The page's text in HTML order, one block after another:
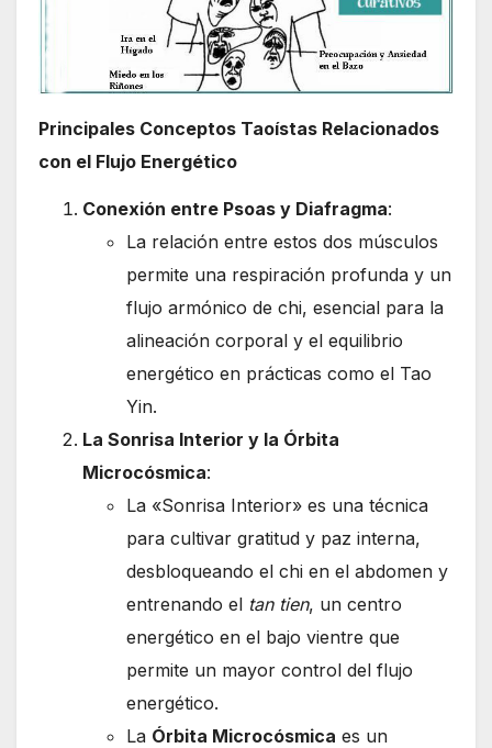
Principales Conceptos Taoístas Relacionados
con el Flujo Energético
Conexión entre Psoas y Diafragma:
La relación entre estos dos músculos
permite una respiración profunda y un
flujo armónico de chi, esencial para la
alineación corporal y el equilibrio
energético en prácticas como el Tao
Yin.
La Sonrisa Interior y la Órbita
Microcósmica:
La «Sonrisa Interior» es una técnica
para cultivar gratitud y paz interna,
desbloqueando el chi en el abdomen y
entrenando el tan tien, un centro
energético en el bajo vientre que
permite un mayor control del flujo
energético.
La Órbita Microcósmica es un